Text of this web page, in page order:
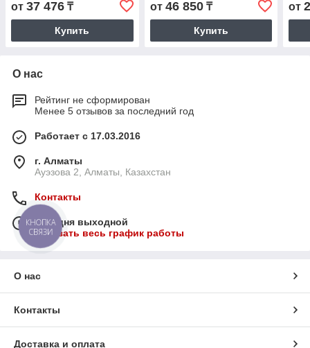
кг
от 37 476 ₸
Купить
кг
от 46 850₸
Купить
от
О нас
Рейтинг не сформирован
Менее 5 отзывов за последний год
Работает с 17.03.2016
г. Алматы
Ауэзова 2, Алматы, Казахстан
Контакты
Сегодня выходной
Показать весь график работы
О нас
Контакты
Доставка и оплата
КНОПКА
СВЯЗИ